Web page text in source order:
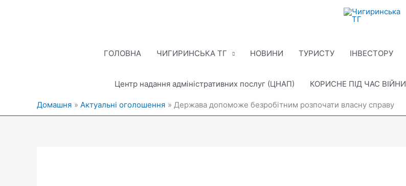
ГОЛОВНА ЧИГИРИНСЬКА ТГ НОВИНИ ТУРИСТУ ІНВЕСТОРУ
Центр надання адміністративних послуг (ЦНАП) КОРИСНЕ ПІД ЧАС ВІЙНИ
Домашня Актуальні оголошення Держава допоможе безробітним розпочати власну справу